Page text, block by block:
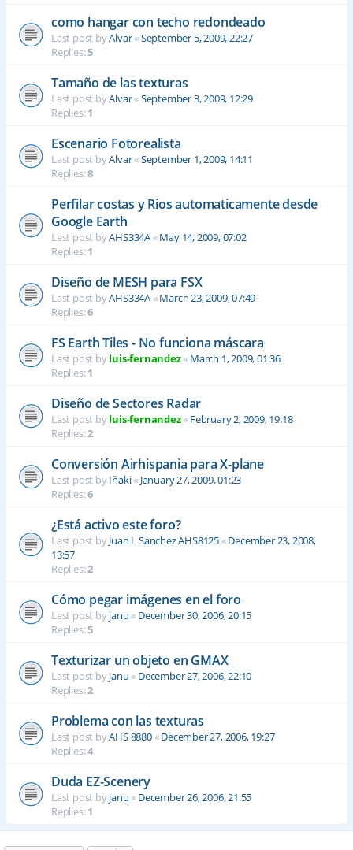
como hangar con techo redondeado
Last post byAlvar«September 5, 2009, 22:27
Replies:5
Tamaño de las texturas
Last post byAlvar«September 3, 2009, 12:29
Replies:1
Escenario Fotorealista
Last post byAlvar«September 1, 2009, 14:11
Replies:8
Perfilar costas y Rios automaticamente desde
Google Earth
Last post byAHS334A«May 14, 2009, 07:02
Replies:1
Diseño de MESH para FSX
Last post byAHS334A«March 23, 2009, 07:49
Replies:6
FS Earth Tiles - No funciona máscara
Last post byluis-fernandez« March 1, 2009, 01:36
Replies:1
Diseño de Sectores Radar
Last post byluis-fernandez« February 2, 2009, 19:18
Replies:2
Conversión Airhispania para X-plane
Last post byIñaki« January 27, 2009, 01:23
Replies:6
¿Está activo este foro?
Last post byJuan L Sanchez AHS8125«December 23, 2008,
13:57
Replies:2
Cómo pegar imágenes en el foro
Last post byjanu« December 30, 2006, 20:15
Replies:5
Texturizar un objeto en GMAX
Last post byjanu« December 27, 2006, 22:10
Replies:2
Problema con las texturas
Last post byAHS 8880«December 27, 2006, 19:27
Replies:4
Duda EZ-Scenery
Last post byjanu« December 26, 2006, 21:55
Replies:1